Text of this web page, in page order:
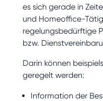
es sich gerade in
und Homeoffice-
regelungsbedürftige
bzw.
Darin können
geregelt werden:
Information der